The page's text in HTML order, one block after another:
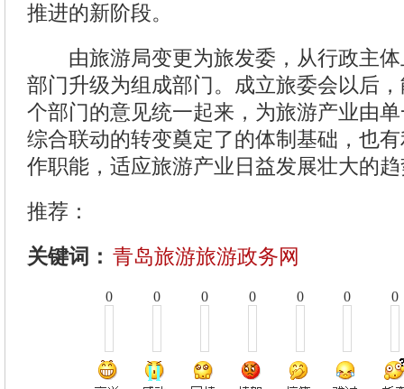
推进的新阶段。
由旅游局变更为旅发委，从行政主体
部门升级为组成部门。成立旅委会以后
个部门的意见统一起来，为旅游产业由
综合联动的转变奠定了的体制基础，也
作职能，适应旅游产业日益发展壮大的
推荐：
关键词： 青岛旅游旅游政务网
0 0 0 0 0 0 0